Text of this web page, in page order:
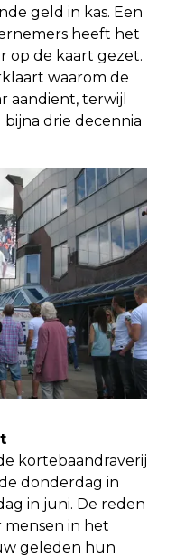
geld in kas. Een
heeft het
op de kaart gezet.
waarom de
aandient, terwijl
drie decennia
kortebaandraverij
donderdag in
in juni. De reden
mensen in het
geleden hun